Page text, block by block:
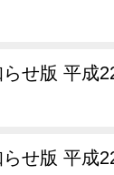
せ版 平成
せ版 平成